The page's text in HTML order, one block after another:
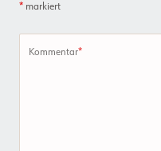
* markiert
Kommentar*